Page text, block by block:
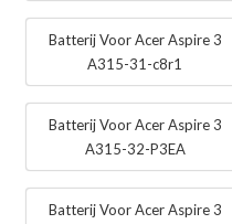
Batterij Voor Acer Aspire 3
A315-31-c8r1
Batterij Voor Acer Aspire 3
A315-32-P3EA
Batterij Voor Acer Aspire 3